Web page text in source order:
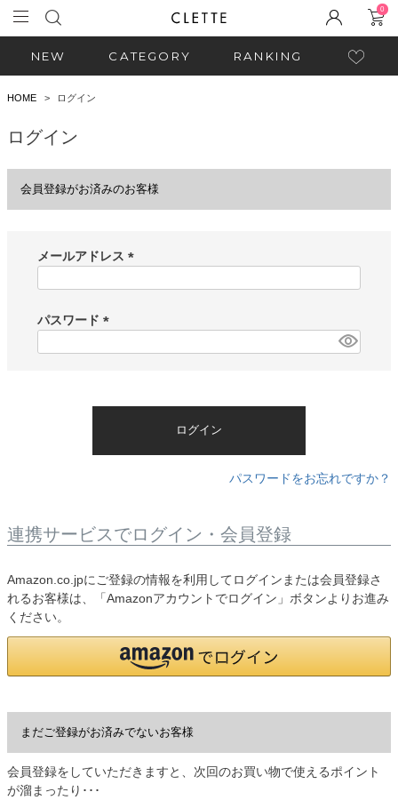
0
NEW CATEGORY RANKING
HOME ログイン
ログイン
会員登録がお済みのお客様
メールアドレス
)
パスワード
ログイン
パスワードをお忘れですか？
連携サービスでログイン・会員登録
Amazon.co.jpにご登録の情報を利用してログインまたは会員登録さ
れるお客様は、「Amazonアカウントでログイン」ボタンよりお進み
ください。
まだご登録がお済みでないお客様
会員登録をしていただきますと、次回のお買い物で使えるポイント
が溜まったり･･･